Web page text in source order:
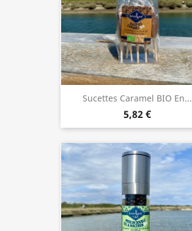
Sucettes Caramel BIO En...
5,82 €